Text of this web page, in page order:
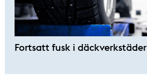
Fortsatt fusk i däckverkstäder